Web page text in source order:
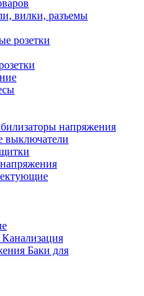
вилки, разъемы
розетки
напряжения
выключатели
Баки для